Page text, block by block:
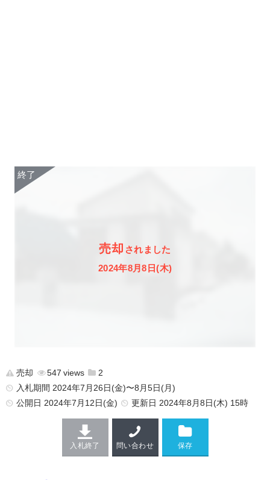
売却 されました
2024年8月8日(木)
売却 547
2
入札期間 2024年7月26日(金)〜8月5日(月)
公開日 2024年7月12日(金) 更新日 2024年8月8日(木) 15時
入札終了 問い合わせ